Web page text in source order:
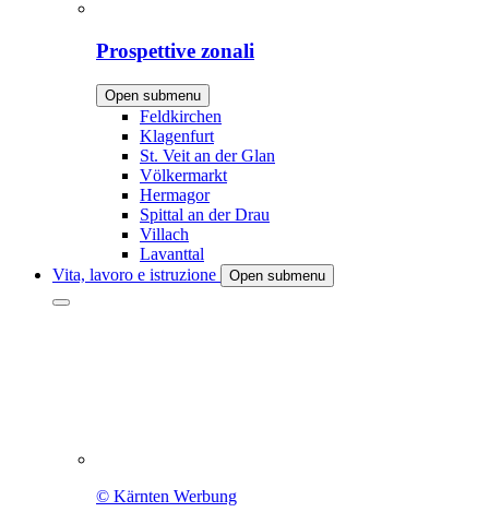
Prospettive zonali
Open submenu
Feldkirchen
Klagenfurt
St. Veit an der Glan
Völkermarkt
Hermagor
Spittal an der Drau
Villach
Lavanttal
Vita, lavoro e istruzione
Open submenu
© Kärnten Werbung